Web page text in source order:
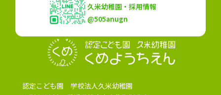
認定こども園 学校法人久米幼稚園
久米幼稚園・採用情報
@505anugn